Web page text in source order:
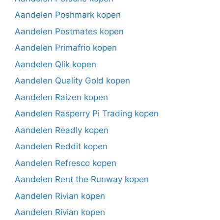
Aandelen Poshmark kopen
Aandelen Postmates kopen
Aandelen Primafrio kopen
Aandelen Qlik kopen
Aandelen Quality Gold kopen
Aandelen Raizen kopen
Aandelen Rasperry Pi Trading kopen
Aandelen Readly kopen
Aandelen Reddit kopen
Aandelen Refresco kopen
Aandelen Rent the Runway kopen
Aandelen Rivian kopen
Aandelen Rivian kopen